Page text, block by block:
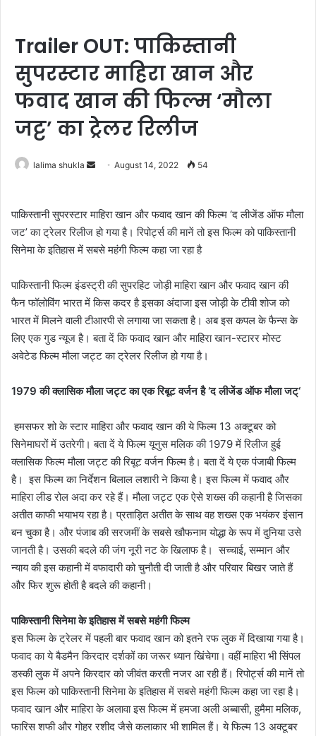
Trailer OUT: पाकिस्तानी
सुपरस्टार माहिरा खान और
फवाद खान की फिल्म ‘मौला
जट्ट’ का ट्रेलर रिलीज
lalima shukla
Send August 14, 2022 54
पाकिस्तानी सुपरस्टार माहिरा खान और फवाद खान की फिल्म ‌‌‘द लीजेंड ऑफ मौला
जट’ का ट्रेलर रिलीज हो गया है। रिपोर्ट्स की मानें तो इस फिल्म को पाकिस्तानी
सिनेमा के इतिहास में सबसे महंगी फिल्म कहा जा रहा है
पाकिस्तानी फिल्म इंडस्ट्री की सुपरहिट जोड़ी माहिरा खान और फवाद खान की
फैन फॉलोविंग भारत में किस कदर है इसका अंदाजा इस जोड़ी के टीवी शोज को
भारत में मिलने वाली टीआरपी से लगाया जा सकता है। अब इस कपल के फैन्स के
लिए एक गुड न्यूज है। बता दें कि फवाद खान और माहिरा खान-स्टारर मोस्ट
अवेटेड फिल्म मौला जट्ट का ट्रेलर रिलीज हो गया है।
1979 की क्लासिक मौला जट्ट का एक रिबूट वर्जन है ‘द लीजेंड ऑफ मौला जट्‘
हमसफर शो के स्टार माहिरा और फवाद खान की ये फिल्म 13 अक्टूबर को
सिनेमाघरों में उतरेगी। बता दें ये फिल्म यूनुस मलिक की 1979 में रिलीज हुई
क्लासिक फिल्म मौला जट्ट की रिबूट वर्जन फिल्म है। बता दें ये एक पंजाबी फिल्म
है। इस फिल्म का निर्देशन बिलाल लशारी ने किया है। इस फिल्म में फवाद और
माहिरा लीड रोल अदा कर रहे हैं। मौला जट्ट एक ऐसे शख्स की कहानी है जिसका
अतीत काफी भयाभय रहा है। प्रताड़ित अतीत के साथ वह शख्स एक भयंकर इंसान
बन चुका है। और पंजाब की सरजमीं के सबसे खौफनाम योद्धा के रूप में दुनिया उसे
जानती है। उसकी बदले की जंग नूरी नट के खिलाफ है। सच्चाई, सम्मान और
न्याय की इस कहानी में वफादारी को चुनौती दी जाती है और परिवार बिखर जाते हैं
और फिर शुरू होती है बदले की कहानी।
पाकिस्तानी सिनेमा के इतिहास में सबसे महंगी फिल्म
इस फिल्म के ट्रेलर में पहली बार फवाद खान को इतने रफ लुक में दिखाया गया है।
फवाद का ये बैडमैन किरदार दर्शकों का जरूर ध्यान खिंचेगा। वहीं माहिरा भी सिंपल
डस्की लुक में अपने किरदार को जीवंत करती नजर आ रही हैं। रिपोर्ट्स की मानें तो
इस फिल्म को पाकिस्तानी सिनेमा के इतिहास में सबसे महंगी फिल्म कहा जा रहा है।
फवाद खान और माहिरा के अलावा इस फिल्म में हमजा अली अब्बासी, हुमैमा मलिक,
फारिस शफी और गोहर रशीद जैसे कलाकार भी शामिल हैं। ये फिल्म 13 अक्टूबर